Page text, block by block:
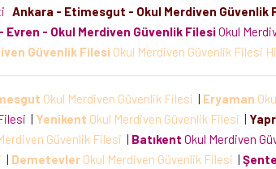
Ankara - Etimesgut - Okul Merdiven Güvenlik
Evren - Okul Merdiven Güvenlik FilesiOkul
Güvenlik Filesi Okul Merdiven Güvenlik Filesi
Okul Merdiven Güvenlik Filesi Eryaman
Yenikent Okul Merdiven Güvenlik Filesi
Güvenlik Filesi Batıkent Okul Merdiven
Demetevler Okul Merdiven Güvenlik Filesi